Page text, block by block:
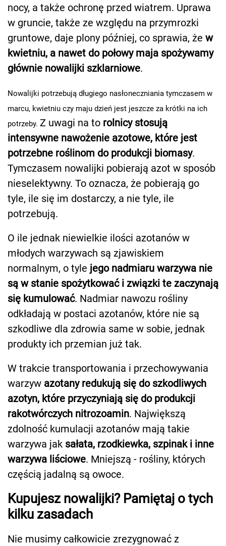
nocy, a także ochronę przed wiatrem. Uprawa
w gruncie, także ze względu na przymrozki
gruntowe, daje plony później, co sprawia, że w
kwietniu, a nawet do połowy maja spożywamy
głównie nowalijki szklarniowe.
Nowalijki potrzebują długiego nasłoneczniania tymczasem w
marcu, kwietniu czy maju dzień jest jeszcze za krótki na ich
potrzeby. Z uwagi na to rolnicy stosują
intensywne nawożenie azotowe, które jest
potrzebne roślinom do produkcji biomasy.
Tymczasem nowalijki pobierają azot w sposób
nieselektywny. To oznacza, że pobierają go
tyle, ile się im dostarczy, a nie tyle, ile
potrzebują.
O ile jednak niewielkie ilości azotanów w
młodych warzywach są zjawiskiem
normalnym, o tyle jego nadmiaru warzywa nie
są w stanie spożytkować i związki te zaczynają
się kumulować. Nadmiar nawozu rośliny
odkładają w postaci azotanów, które nie są
szkodliwe dla zdrowia same w sobie, jednak
produkty ich przemian już tak.
W trakcie transportowania i przechowywania
warzyw azotany redukują się do szkodliwych
azotyn, które przyczyniają się do produkcji
rakotwórczych nitrozoamin. Największą
zdolność kumulacji azotanów mają takie
warzywa jak sałata, rzodkiewka, szpinak i inne
warzywa liściowe. Mniejszą - rośliny, których
częścią jadalną są owoce.
Kupujesz nowalijki? Pamiętaj o tych
kilku zasadach
Nie musimy całkowicie zrezygnować z